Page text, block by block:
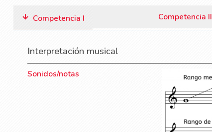
Competencia I Competencia II
Interpretación musical
Sonidos/notas